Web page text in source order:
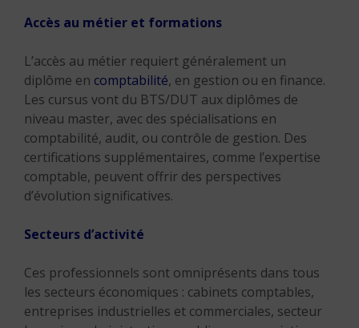
Accès au métier et formations
L’accès au métier requiert généralement un
diplôme en comptabilité, en gestion ou en finance.
Les cursus vont du BTS/DUT aux diplômes de
niveau master, avec des spécialisations en
comptabilité, audit, ou contrôle de gestion. Des
certifications supplémentaires, comme l’expertise
comptable, peuvent offrir des perspectives
d’évolution significatives.
Secteurs d’activité
Ces professionnels sont omniprésents dans tous
les secteurs économiques : cabinets comptables,
entreprises industrielles et commerciales, secteur